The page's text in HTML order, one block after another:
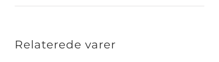
Relaterede varer